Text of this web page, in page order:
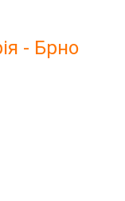
- Брно